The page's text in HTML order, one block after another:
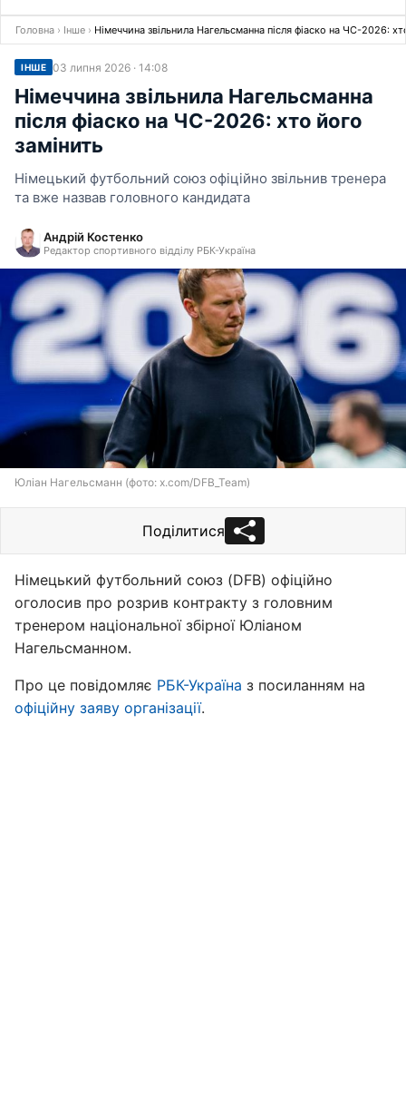
Головна › Інше › Німеччина звільнила Нагельсманна після фіаско на ЧС-2026:
ІНШЕ 03 липня 2026 · 14:08
Німеччина звільнила Нагельсманна
після фіаско на ЧС-2026: хто його
замінить
Німецький футбольний союз офіційно звільнив тренера
та вже назвав головного кандидата
Андрій Костенко
Редактор спортивного відділу РБК-Україна
Юліан Нагельсманн (фото: x.com/DFB_Team)
Поділитися
Німецький футбольний союз (DFB) офіційно
оголосив про розрив контракту з головним
тренером національної збірної Юліаном
Нагельсманном.
Про це повідомляє РБК-Україна з посиланням на
офіційну заяву організації.